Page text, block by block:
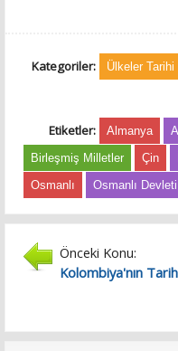
Kategoriler: Ülkeler Tarihi
Etiketler: Almanya
Birleşmiş Milletler
Çin
Osmanlı
Osmanlı Devleti
Önceki Konu:
Kolombiya'nın